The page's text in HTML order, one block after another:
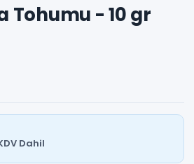
Tohumu - 10 gr
Dahil